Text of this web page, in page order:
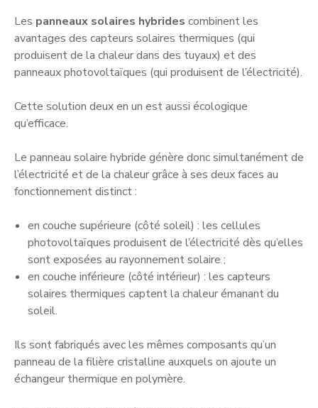
Les panneaux solaires hybrides combinent les
avantages des capteurs solaires thermiques (qui
produisent de la chaleur dans des tuyaux) et des
panneaux photovoltaïques (qui produisent de l’électricité).
Cette solution deux en un est aussi écologique
qu’efficace.
Le panneau solaire hybride génère donc simultanément de
l’électricité et de la chaleur grâce à ses deux faces au
fonctionnement distinct :
en couche supérieure (côté soleil) : les cellules
photovoltaïques produisent de l’électricité dès qu’elles
sont exposées au rayonnement solaire ;
en couche inférieure (côté intérieur) : les capteurs
solaires thermiques captent la chaleur émanant du
soleil.
Ils sont fabriqués avec les mêmes composants qu’un
panneau de la filière cristalline auxquels on ajoute un
échangeur thermique en polymère.